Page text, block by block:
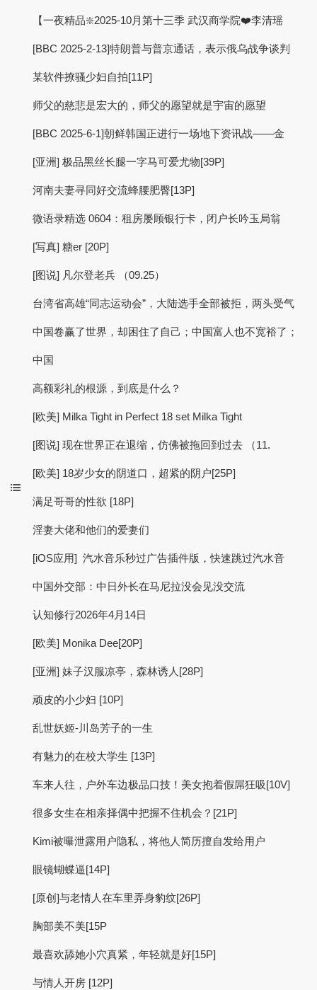
【一夜精品❇️2025-10月第十三季 武汉商学院❤️李清瑶
[BBC 2025-2-13]特朗普与普京通话，表示俄乌战争谈判
某软件撩骚少妇自拍[11P]
师父的慈悲是宏大的，师父的愿望就是宇宙的愿望
[BBC 2025-6-1]朝鲜韩国正进行一场地下资讯战——金
[亚洲] 极品黑丝长腿一字马可爱尤物[39P]
河南夫妻寻同好交流蜂腰肥臀[13P]
微语录精选 0604：租房屡顾银行卡，闭户长吟玉局翁
[写真] 糖er [20P]
[图说] 凡尔登老兵 （09.25）
台湾省高雄“同志运动会”，大陆选手全部被拒，两头受气
中国卷赢了世界，却困住了自己；中国富人也不宽裕了；
中国
高额彩礼的根源，到底是什么？
[欧美] Milka Tight in Perfect 18 set Milka Tight
[图说] 现在世界正在退缩，仿佛被拖回到过去 （11.
[欧美] 18岁少女的阴道口，超紧的阴户[25P]
满足哥哥的性欲 [18P]
淫妻大佬和他们的爱妻们
[iOS应用] 汽水音乐秒过广告插件版，快速跳过汽水音
中国外交部：中日外长在马尼拉没会见没交流
认知修行2026年4月14日
[欧美] Monika Dee[20P]
[亚洲] 妹子汉服凉亭，森林诱人[28P]
顽皮的小少妇 [10P]
乱世妖姬-川岛芳子的一生
有魅力的在校大学生 [13P]
车来人往，户外车边极品口技！美女抱着假屌狂吸[10V]
很多女生在相亲择偶中把握不住机会？[21P]
Kimi被曝泄露用户隐私，将他人简历擅自发给用户
眼镜蝴蝶逼[14P]
[原创]与老情人在车里弄身豹纹[26P]
胸部美不美[15P
最喜欢舔她小穴真紧，年轻就是好[15P]
与情人开房 [12P]